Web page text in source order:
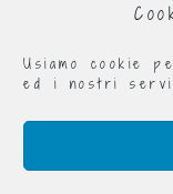
Usiamo cookie
ed i nostri